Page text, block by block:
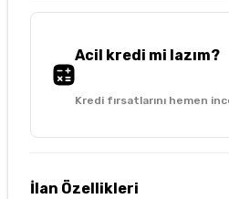
Acil kredi mi lazım?
Kredi fırsatlarını hemen
İlan Özellikleri